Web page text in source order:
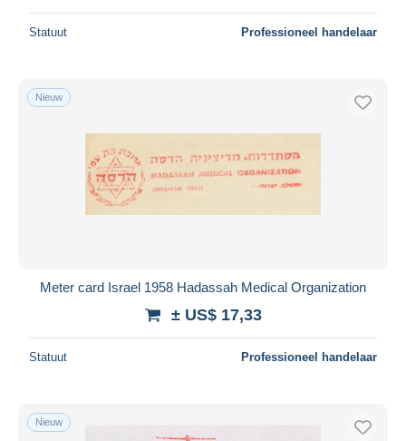
Statuut Professioneel handelaar
Nieuw
Meter card Israel 1958 Hadassah Medical Organization
± US$ 17,33
Statuut Professioneel handelaar
Nieuw